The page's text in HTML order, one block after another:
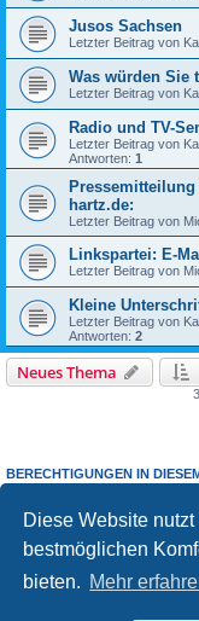
Diese Website
bestmöglichen
bieten. Mehr
Jusos Sachsen
Letzter Beitrag von
Was würden Sie
Letzter Beitrag von
Radio und TV-
Letzter Beitrag von
Antworten: 1
hartz.de:
Letzter Beitrag von
Linkspartei: E-
Letzter Beitrag von
Kleine
Letzter Beitrag von
Antworten: 2
Neues Thema
BERECHTIGUNGEN IN
Du darfst keineAntworten zu
Du darfst deine Beiträge in
Du darfst deine Beiträge in
keine